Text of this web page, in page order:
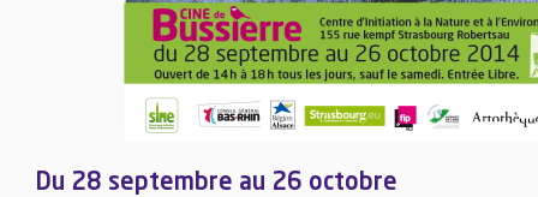
Du 28 septembre au 26 octobre